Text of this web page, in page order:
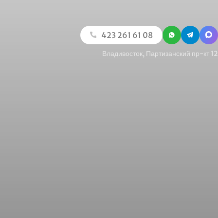
423 261 61 08
Владивосток, Партизанский пр-кт 12